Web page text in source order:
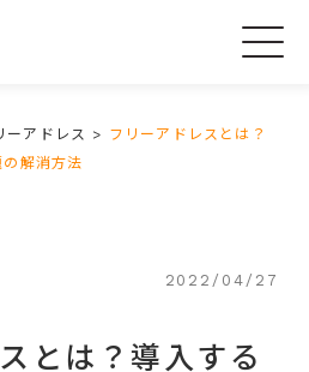
ーアドレス > フリーアドレスとは？
解消方法
2022/04/27
とは？導入する